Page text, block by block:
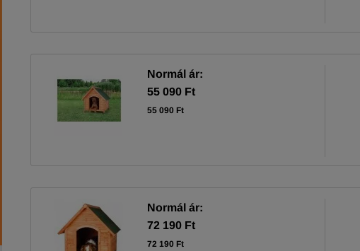
Normál ár:
55 090 Ft
55 090 Ft
Normál ár:
72 190 Ft
72 190 Ft